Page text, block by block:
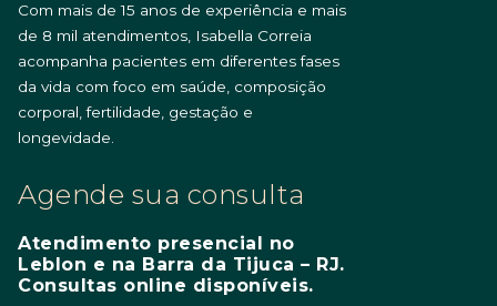
Com mais de 15 anos de experiência e mais
de 8 mil atendimentos, Isabella Correia
acompanha pacientes em diferentes fases
da vida com foco em saúde, composição
corporal, fertilidade, gestação e
longevidade.
Agende sua consulta
Atendimento presencial no
Leblon e na Barra da Tijuca – RJ.
Consultas online disponíveis.